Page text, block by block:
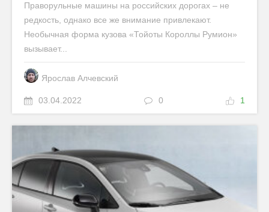
Праворульные машины на российских дорогах – не
редкость, однако все же внимание привлекают.
Необычная форма кузова «Тойоты Короллы Румион»
вызывает...
Ярослав Алчевский
03.04.2022 0 1